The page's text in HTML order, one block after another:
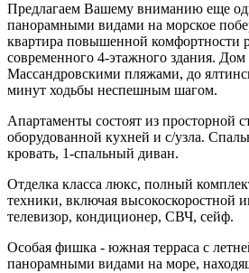
Предлагаем Вашему вниманию еще
панорамными видами на морское
квартира повышенной комфортности
современного 4-этажного здания. Дом
Массандровскими пляжами, до
минут ходьбы неспешным шагом.
Апартаменты состоят из просторной
оборудованной кухней и с/узла.
кровать, 1-спальный диван.
Отделка класса люкс, полный
техники, включая высокоскоростной
телевизор, кондиционер, СВЧ, сейф.
Особая фишка - южная терраса с
панорамными видами на море,